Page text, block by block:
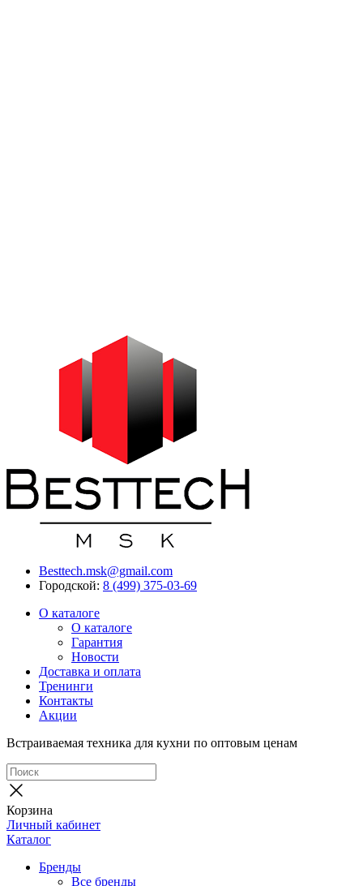
Besttech.msk@gmail.com
Городской: 8 (499) 375-03-69
О каталоге
О каталоге
Гарантия
Новости
Доставка и оплата
Тренинги
Контакты
Акции
Встраиваемая техника для кухни по оптовым ценам
Корзина
Личный кабинет
Каталог
Бренды
Все бренды